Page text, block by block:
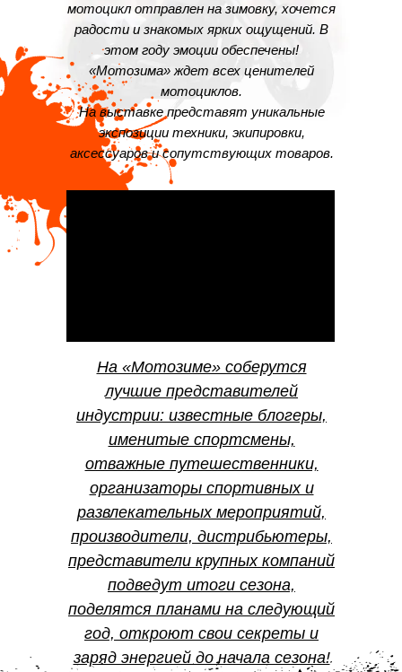
На «Мотозиме» соберутся
лучшие представителей
индустрии: известные блогеры,
именитые спортсмены,
отважные путешественники,
организаторы спортивных и
развлекательных мероприятий,
производители, дистрибьютеры,
представители крупных компаний
подведут итоги сезона,
поделятся планами на следующий
год, откроют свои секреты и
заряд энергией до начала сезона!
мотоцикл отправлен на зимовку, хочется
радости и знакомых ярких ощущений. В
этом году эмоции обеспечены!
«Мотозима» ждет всех ценителей
мотоциклов.
На выставке представят уникальные
экспозиции техники, экипировки,
аксессуаров и сопутствующих товаров.